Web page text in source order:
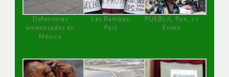
Defensoras
amenazadas en
México
Las Bambas,
Perú
PUEBLA, Pue, 27
Enero